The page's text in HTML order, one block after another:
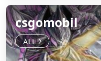
csgomobil